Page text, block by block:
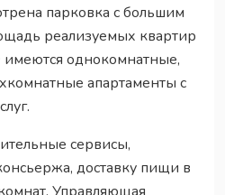
парковка с большим
реализуемых квартир
имеются однокомнатные,
апартаменты с
сервисы,
доставку пищи в